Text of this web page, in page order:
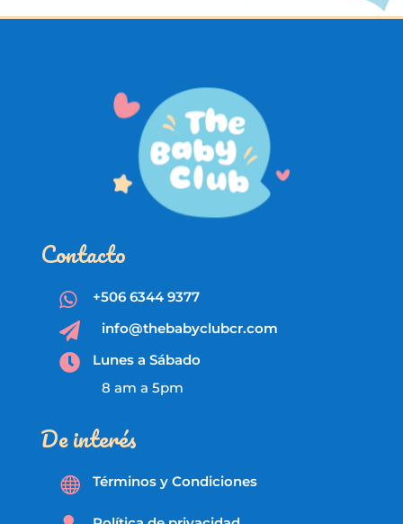
Contacto
 +506 6344 9377
 info@thebabyclubcr.com

Lunes a Sábado
8 am a 5pm
De interés
 Términos y Condiciones